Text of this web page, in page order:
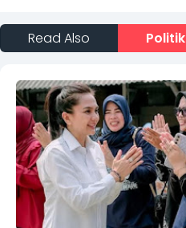
Read Also Politik